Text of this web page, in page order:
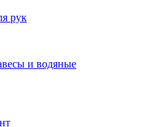
рук
и водяные